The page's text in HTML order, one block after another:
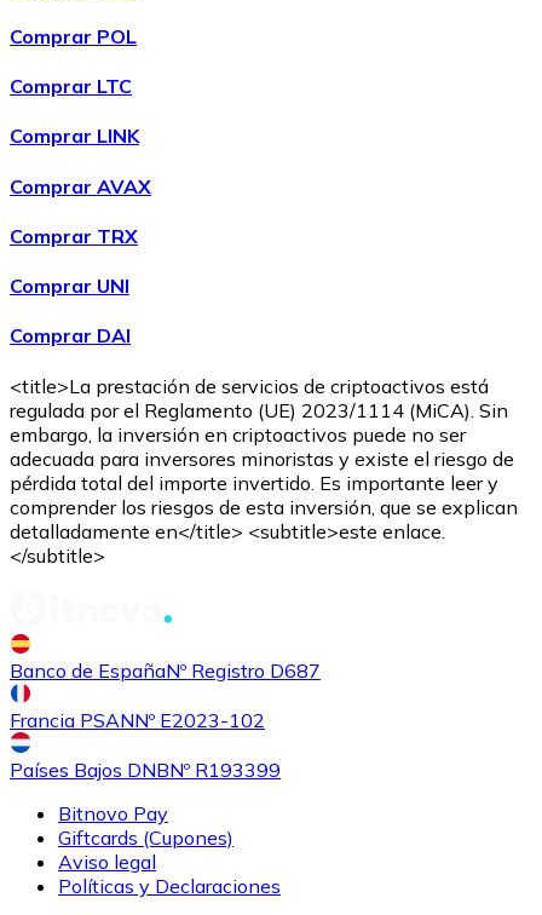
Comprar POL
Comprar LTC
Comprar LINK
Comprar AVAX
Comprar TRX
Comprar UNI
Comprar DAI
<title>La prestación de servicios de criptoactivos está
regulada por el Reglamento (UE) 2023/1114 (MiCA). Sin
embargo, la inversión en criptoactivos puede no ser
adecuada para inversores minoristas y existe el riesgo de
pérdida total del importe invertido. Es importante leer y
comprender los riesgos de esta inversión, que se explican
detalladamente en</title> <subtitle>este enlace.
</subtitle>
Banco de EspañaNº Registro D687
Francia PSANNº E2023-102
Países Bajos DNBNº R193399
Bitnovo Pay
Giftcards (Cupones)
Aviso legal
Políticas y Declaraciones